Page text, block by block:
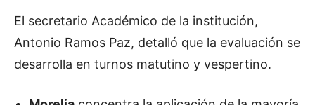
El secretario Académico de la institución,
Antonio Ramos Paz, detalló que la evaluación se
desarrolla en turnos matutino y vespertino.